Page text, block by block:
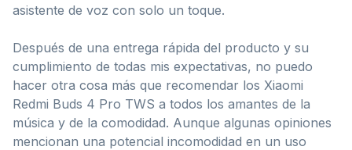
asistente de voz con solo un toque.
Después de una entrega rápida del producto y su
cumplimiento de todas mis expectativas, no puedo
hacer otra cosa más que recomendar los Xiaomi
Redmi Buds 4 Pro TWS a todos los amantes de la
música y de la comodidad. Aunque algunas opiniones
mencionan una potencial incomodidad en un uso